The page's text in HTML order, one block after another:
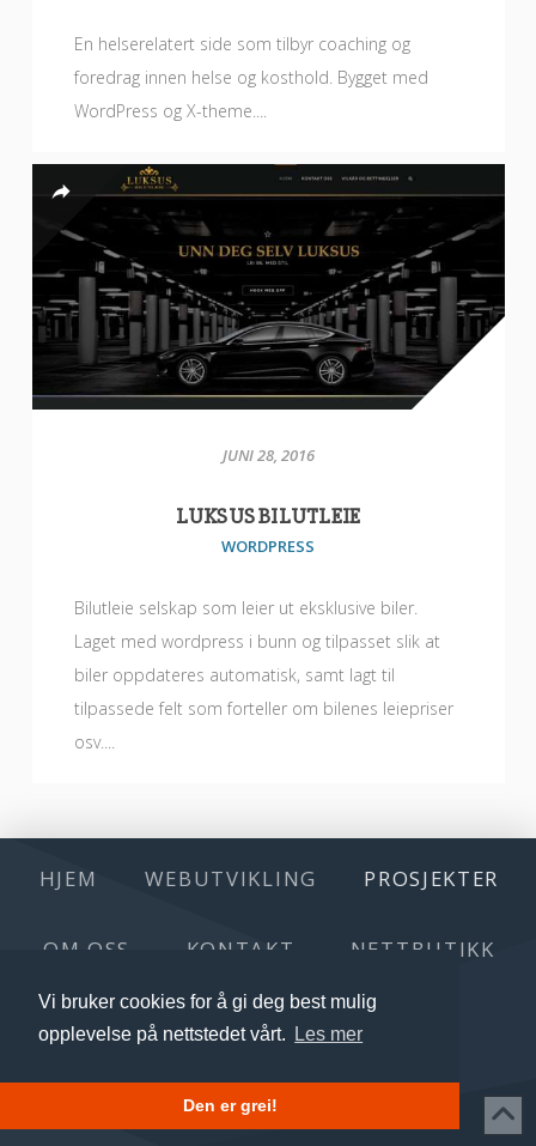
Vi bruker cookies for å gi deg best mulig
opplevelse på nettstedet vårt.
Les mer
Den er grei!
En helserelatert side som tilbyr coaching og
foredrag innen helse og kosthold. Bygget med
WordPress og X-theme....
JUNI 28, 2016
LUKSUS BILUTLEIE
WORDPRESS
Bilutleie selskap som leier ut eksklusive biler.
Laget med wordpress i bunn og tilpasset slik at
biler oppdateres automatisk, samt lagt til
tilpassede felt som forteller om bilenes leiepriser
osv....
HJEM WEBUTVIKLING PROSJEKTER
OM OSS KONTAKT NETTBUTIKK
TEST TABELL